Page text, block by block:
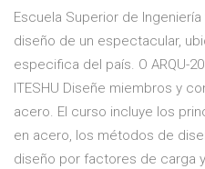
Escuela Superior de
diseño de un espectacular,
especifica del país. O ARQU-
ITESHU Diseñe miembros y
acero. El curso incluye los
en acero, los métodos de
diseño por factores de carga